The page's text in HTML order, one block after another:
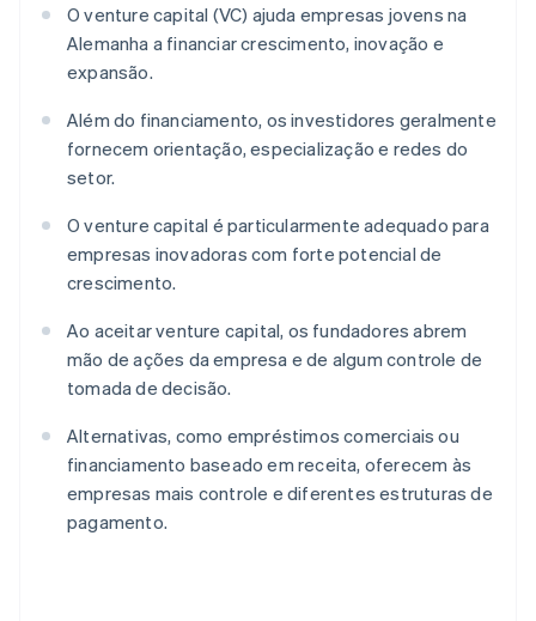
O venture capital (VC) ajuda empresas jovens na
Alemanha a financiar crescimento, inovação e
expansão.
Além do financiamento, os investidores geralmente
fornecem orientação, especialização e redes do
setor.
O venture capital é particularmente adequado para
empresas inovadoras com forte potencial de
crescimento.
Ao aceitar venture capital, os fundadores abrem
mão de ações da empresa e de algum controle de
tomada de decisão.
Alternativas, como empréstimos comerciais ou
financiamento baseado em receita, oferecem às
empresas mais controle e diferentes estruturas de
pagamento.